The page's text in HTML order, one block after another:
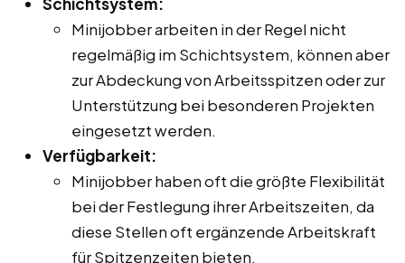
Minijobber arbeiten in der Regel nicht
regelmäßig im Schichtsystem, können aber
zur Abdeckung von Arbeitsspitzen oder zur
Unterstützung bei besonderen Projekten
eingesetzt werden.
Verfügbarkeit:
Minijobber haben oft die größte Flexibilität
bei der Festlegung ihrer Arbeitszeiten, da
diese Stellen oft ergänzende Arbeitskraft
für Spitzenzeiten bieten.